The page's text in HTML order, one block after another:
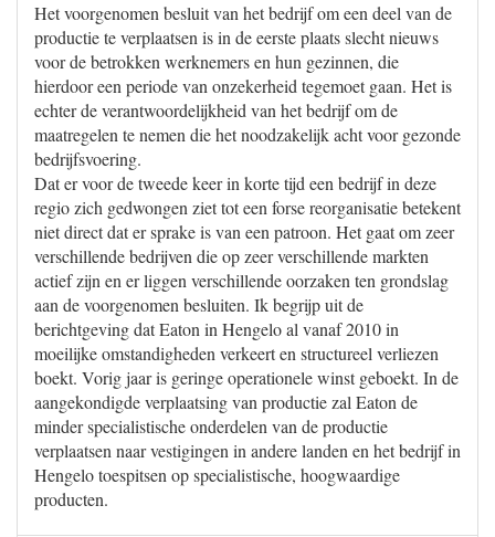
Het voorgenomen besluit van het bedrijf om een deel van de
productie te verplaatsen is in de eerste plaats slecht nieuws
voor de betrokken werknemers en hun gezinnen, die
hierdoor een periode van onzekerheid tegemoet gaan. Het is
echter de verantwoordelijkheid van het bedrijf om de
maatregelen te nemen die het noodzakelijk acht voor gezonde
bedrijfsvoering.
Dat er voor de tweede keer in korte tijd een bedrijf in deze
regio zich gedwongen ziet tot een forse reorganisatie betekent
niet direct dat er sprake is van een patroon. Het gaat om zeer
verschillende bedrijven die op zeer verschillende markten
actief zijn en er liggen verschillende oorzaken ten grondslag
aan de voorgenomen besluiten. Ik begrijp uit de
berichtgeving dat Eaton in Hengelo al vanaf 2010 in
moeilijke omstandigheden verkeert en structureel verliezen
boekt. Vorig jaar is geringe operationele winst geboekt. In de
aangekondigde verplaatsing van productie zal Eaton de
minder specialistische onderdelen van de productie
verplaatsen naar vestigingen in andere landen en het bedrijf in
Hengelo toespitsen op specialistische, hoogwaardige
producten.